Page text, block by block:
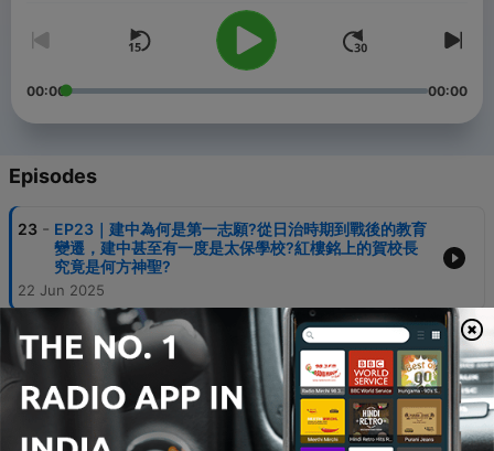
00:00 00:00
Episodes
23 - EP23｜建中為何是第一志願?從日治時期到戰後的教育
變遷，建中甚至有一度是太保學校?紅樓銘上的賀校長
究竟是何方神聖?
22 Jun 2025
22 - EP22 | 四肢萎縮卻選擇滑板飛向天空！不設限、不妥
協，挑戰極限並克服一切！
EP21 | 建中校長是如何駕馭建中自由校風的？教育的本
質是讓孩子成為更好的自己，而不是成為爸媽心目中想